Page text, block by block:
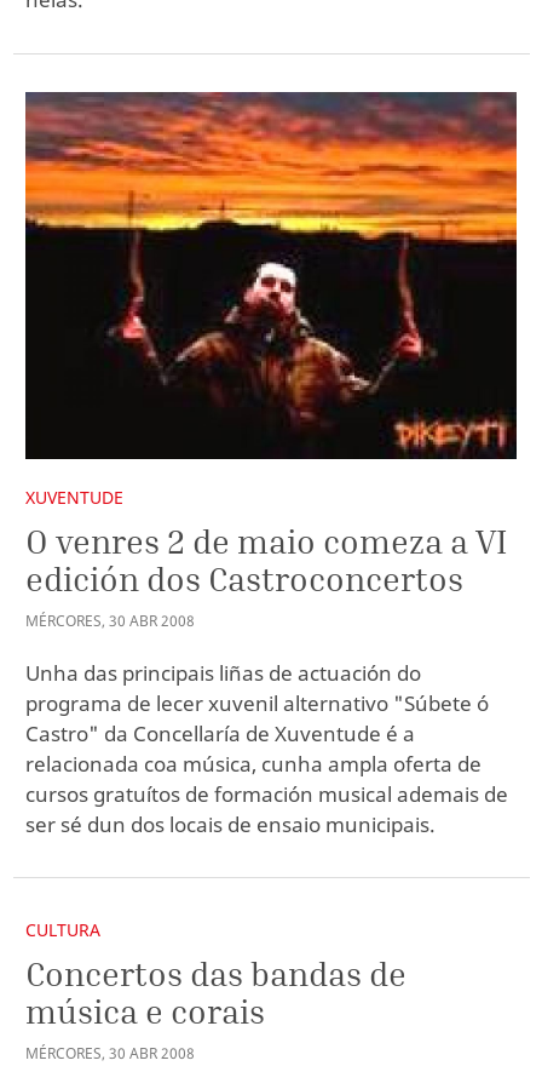
XUVENTUDE
O venres 2 de maio comeza a VI
edición dos Castroconcertos
MÉRCORES, 30 ABR2008
Unha das principais liñas de actuación do
programa de lecer xuvenil alternativo "Súbete ó
Castro" da Concellaría de Xuventude é a
relacionada coa música, cunha ampla oferta de
cursos gratuítos de formación musical ademais de
ser sé dun dos locais de ensaio municipais.
CULTURA
Concertos das bandas de
música e corais
MÉRCORES, 30 ABR2008